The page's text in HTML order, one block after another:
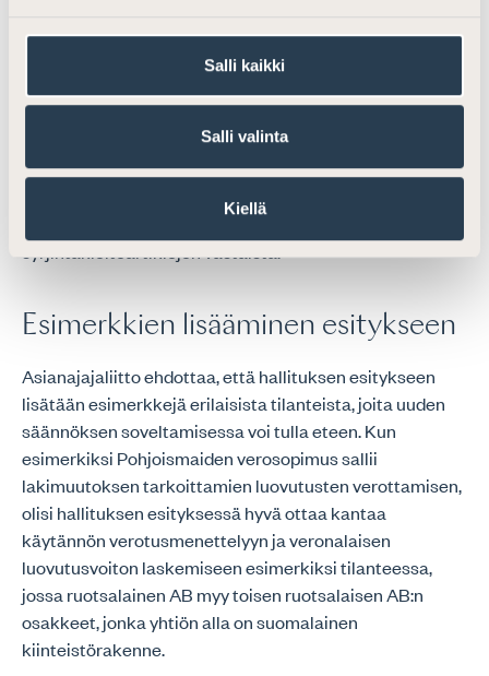
Salli kaikki
Salli valinta
Kiellä
on läpivirtausperiaatteen mukaisesti verotettu
osakkaan tulona (esimerkiksi vuokratulot), mutta joita ei
luovutusvoiton laskelmassa vastaavasti kuin
yhtymäosuuksien luovutusvoittojen laskennassa.
Muuten esitys johtaisi ulkomaisten omistajien
kaksinkertaiseen verotukseen, joka olisi Suomen
Esimerkkien lisääminen esitykseen
Asianajajaliitto ehdottaa, että hallituksen esitykseen
lisätään esimerkkejä erilaisista tilanteista, joita uuden
säännöksen soveltamisessa voi tulla eteen. Kun
esimerkiksi Pohjoismaiden verosopimus sallii
lakimuutoksen tarkoittamien luovutusten verottamisen,
olisi hallituksen esityksessä hyvä ottaa kantaa
käytännön verotusmenettelyyn ja veronalaisen
luovutusvoiton laskemiseen esimerkiksi tilanteessa,
jossa ruotsalainen AB myy toisen ruotsalaisen AB:n
osakkeet, jonka yhtiön alla on suomalainen
kiinteistörakenne.